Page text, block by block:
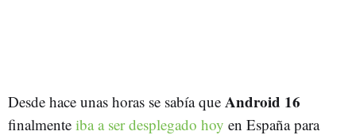
Desde hace unas horas se sabía que Android 16
finalmente iba a ser desplegado hoy en España para